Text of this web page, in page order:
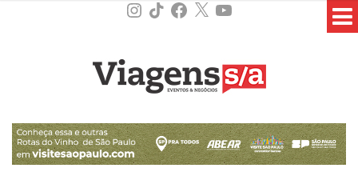
Instagram
TikTokFacebook
X YouTube